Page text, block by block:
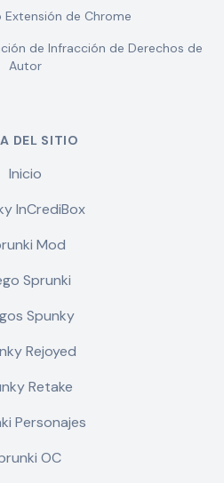
Extensión de Chrome
de Infracción de Derechos de
Autor
DEL SITIO
Inicio
InCrediBox
Mod
Sprunki
Spunky
Rejoyed
Retake
Personajes
OC